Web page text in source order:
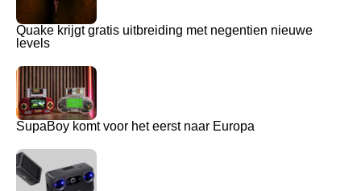
Quake krijgt gratis uitbreiding met negentien nieuwe
levels
SupaBoy komt voor het eerst naar Europa